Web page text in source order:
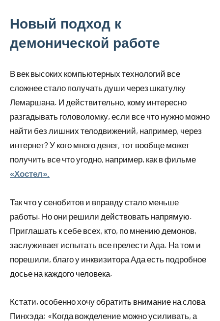
Новый подход к
демонической работе
В век высоких компьютерных технологий все
сложнее стало получать души через шкатулку
Лемаршана. И действительно, кому интересно
разгадывать головоломку, если все что нужно можно
найти без лишних телодвижений, например, через
интернет? У кого много денег, тот вообще может
получить все что угодно, например, как в фильме
«Хостел».
Так что у сенобитов и вправду стало меньше
работы. Но они решили действовать напрямую.
Приглашать к себе всех, кто, по мнению демонов,
заслуживает испытать все прелести Ада. На том и
порешили, благо у инквизитора Ада есть подробное
досье на каждого человека.
Кстати, особенно хочу обратить внимание на слова
Пинхэда: «Когда вожделение можно усиливать, а